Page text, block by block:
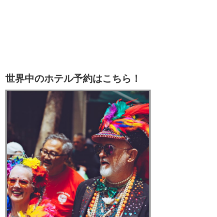
世界中のホテル予約はこちら！